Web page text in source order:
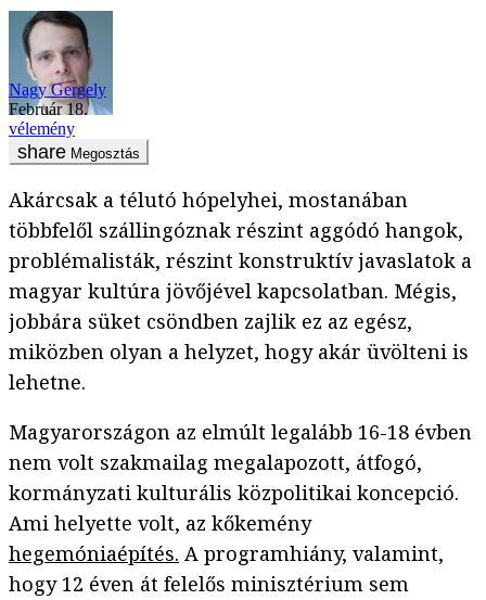
Nagy Gergely
február 18.
vélemény
Megosztás
Akárcsak a télutó hópelyhei, mostanában
többfelől szállingóznak részint aggódó hangok,
problémalisták, részint konstruktív javaslatok a
magyar kultúra jövőjével kapcsolatban. Mégis,
jobbára süket csöndben zajlik ez az egész,
miközben olyan a helyzet, hogy akár üvölteni is
lehetne.
Magyarországon az elmúlt legalább 16-18 évben
nem volt szakmailag megalapozott, átfogó,
kormányzati kulturális közpolitikai koncepció.
Ami helyette volt, az kőkemény
hegemóniaépítés. A programhiány, valamint,
hogy 12 éven át felelős minisztérium sem